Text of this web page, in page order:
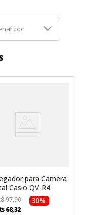
por
para Camera
Casio QV-R4
97,90 30%
68,32